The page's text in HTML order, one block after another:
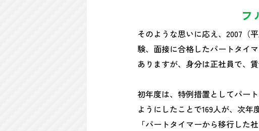
そのような思いに応え、2007（
験、面接に合格したパートタイ
ありますが、身分は正社員で、
初年度は、特例措置としてパー
ようにしたことで169人が、次
「パートタイマーから移行した